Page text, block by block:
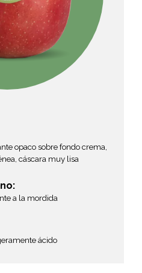
opaco sobre fondo crema,
cáscara muy lisa
a la mordida
ácido